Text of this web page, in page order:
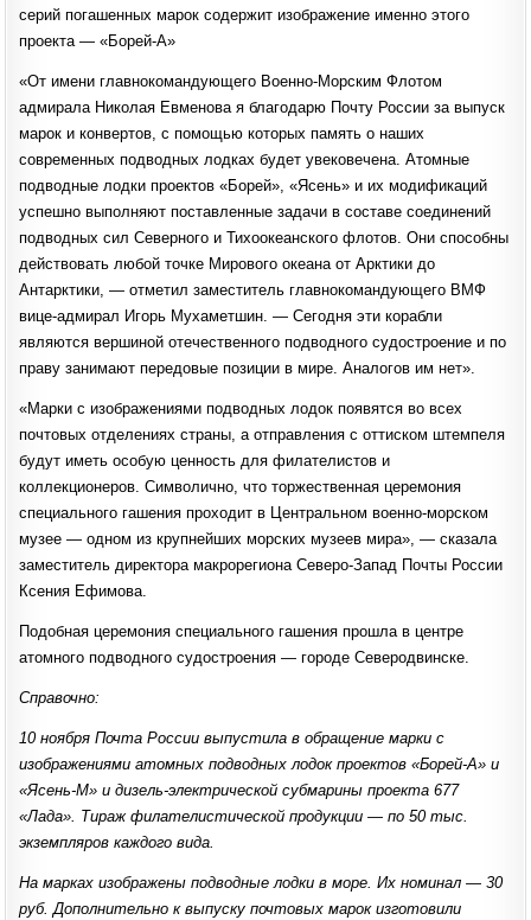
серий погашенных марок содержит изображение именно этого
проекта — «Борей-А»
«От имени главнокомандующего Военно-Морским Флотом
адмирала Николая Евменова я благодарю Почту России за выпуск
марок и конвертов, с помощью которых память о наших
современных подводных лодках будет увековечена. Атомные
подводные лодки проектов «Борей», «Ясень» и их модификаций
успешно выполняют поставленные задачи в составе соединений
подводных сил Северного и Тихоокеанского флотов. Они способны
действовать любой точке Мирового океана от Арктики до
Антарктики, — отметил заместитель главнокомандующего ВМФ
вице-адмирал Игорь Мухаметшин. — Сегодня эти корабли
являются вершиной отечественного подводного судостроение и по
праву занимают передовые позиции в мире. Аналогов им нет».
«Марки с изображениями подводных лодок появятся во всех
почтовых отделениях страны, а отправления с оттиском штемпеля
будут иметь особую ценность для филателистов и
коллекционеров. Символично, что торжественная церемония
специального гашения проходит в Центральном военно-морском
музее — одном из крупнейших морских музеев мира», — сказала
заместитель директора макрорегиона Северо-Запад Почты России
Ксения Ефимова.
Подобная церемония специального гашения прошла в центре
атомного подводного судостроения — городе Северодвинске.
Справочно:
10 ноября Почта России выпустила в обращение марки с
изображениями атомных подводных лодок проектов «Борей-А» и
«Ясень-М» и дизель-электрической субмарины проекта 677
«Лада». Тираж филателистической продукции — по 50 тыс.
экземпляров каждого вида.
На марках изображены подводные лодки в море. Их номинал — 30
руб. Дополнительно к выпуску почтовых марок изготовили